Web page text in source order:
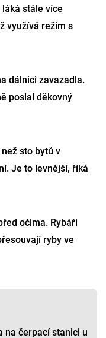
stále více
využívá režim s
dálnici zavazadla.
poslal děkovný
sto bytů v
Je to levnější, říká
očima. Rybáři
ryby ve
na čerpací stanici u